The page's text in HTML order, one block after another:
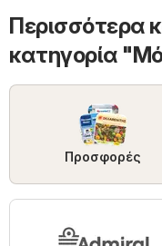
Περισσότερα
κατηγορία
Προσφορές